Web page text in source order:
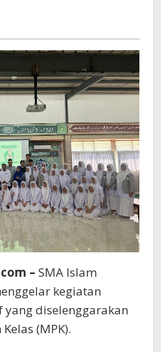
– SMA Islam
kegiatan
yang diselenggarakan
(MPK).